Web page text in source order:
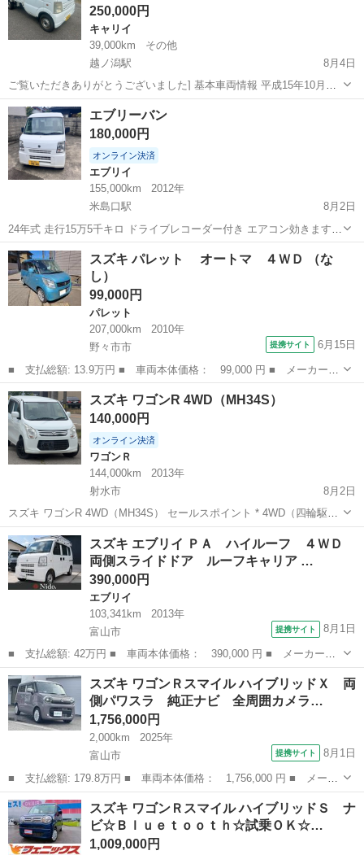
250,000円
キャリイ
39,000km
その他
越ノ潟駅
8月4日
ご覧いただきありがとうございました] 基本車両情報 平成15年10月の
車です グレードKCパワステ カギX1 エンジン、ミッションや走行に不
具合はございません！ 外装と内装も綺麗です！ 車検が令和10年3月ま
で エアコン...
富山 射水市 越ノ潟駅
エブリーバン
180,000円
オンライン決済
エブリイ
155,000km
2012年
米島口駅
8月2日
24年式 走行15万5千キロ ドライブレコーダー付き エアコン効きます。
車検 残り令和9年9月とまだ1年少しあります。 内外装 距離相応で
すが法人車両になりますので、オイル交換等メンテナンスはしっかり
しておりました。 よ...
富山 高岡市 米島口駅 エブリイ エブリーバン
スズキ パレット オートマ ４ＷＤ （な
し）
99,000円
パレット
207,000km
2010年
野々市市
提携サイト 6月15日
■ 支払総額: 13.9万円 ■ 車両本体価格： 99,000 円 ■ メーカー
名： スズキ ■ 車種名： パレット ■ グレード名： オート
マ ４ＷＤ ■ 排気量： 660cc ■ ドア枚数： 5D ■ ミッション：
...
石川 野々市市 パレット
スズキ ワゴンR 4WD（MH34S）
140,000円
オンライン決済
ワゴンＲ
144,000km
2013年
射水市
8月2日
スズキ ワゴンR 4WD（MH34S） セールスポイント * 4WD（四輪駆
動）で雪道や雨の日も安心 * 燃費が良く、経済的 * 室内が広く、快適
な乗り心地 * 小回りが利き、街乗りや通勤に最適 * 維持費が安く、初
心者...
富山 射水市 ワゴンＲ
スズキ エブリイ ＰＡ ハイルーフ ４ＷＤ
両側スライドドア ルーフキャリア …
390,000円
エブリイ
103,341km
2013年
富山市
提携サイト 8月1日
■ 支払総額: 42万円 ■ 車両本体価格： 390,000 円 ■ メーカー
名： スズキ ■ 車種名： エブリイ ■ グレード名： ＰＡ ハイ
ルーフ ４ＷＤ 両側スライドドア ルーフキャリア ■ 排気量：
660cc ■...
富山 富山市 エブリイ
スズキ ワゴンＲスマイル ハイブリッドＸ 両
側パワスラ 純正ナビ 全周囲カメラ…
1,756,000円
2,000km
2025年
富山市
提携サイト 8月1日
■ 支払総額: 179.8万円 ■ 車両本体価格： 1,756,000 円 ■ メーカ
ー名： スズキ ■ 車種名： ワゴンＲスマイル ■ グレード名：
ハイブリッドＸ 両側パワスラ 純正ナビ 全周囲カメラ レーダー
ブレーキ...
富山 富山市 スズキ
スズキ ワゴンＲスマイル ハイブリッドＳ ナ
ビ☆Ｂｌｕｅｔｏｏｔｈ☆試乗ＯＫ☆…
1,009,000円